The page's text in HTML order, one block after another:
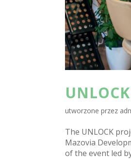
utworzone przez
The UNLOCK
Mazovia
of the event led